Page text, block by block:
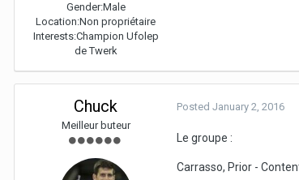
Gender:Male
Location:Non propriétaire
Interests:Champion Ufolep
de Twerk
Chuck
Meilleur buteur
Posted January 2, 2016
Le groupe :
Carrasso, Prior -